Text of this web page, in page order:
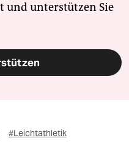
und unterstützen Sie
#Leichtathletik